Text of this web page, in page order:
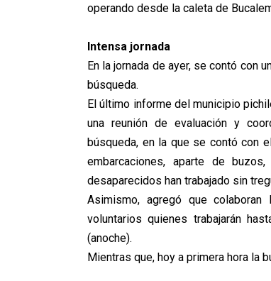
operando desde la caleta de
Intensa jornada
En la jornada de ayer, se contó con
búsqueda.
El último informe del municipio
una reunión de evaluación y
búsqueda, en la que se contó con
embarcaciones, aparte de
desaparecidos han trabajado sin
Asimismo, agregó que colaboran
voluntarios quienes trabajarán
(anoche).
Mientras que, hoy a primera hora la